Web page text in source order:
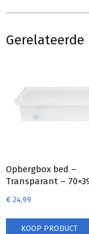
Opbergbox bed –
Transparant –
€ 24,99
KOOP PRODUCT